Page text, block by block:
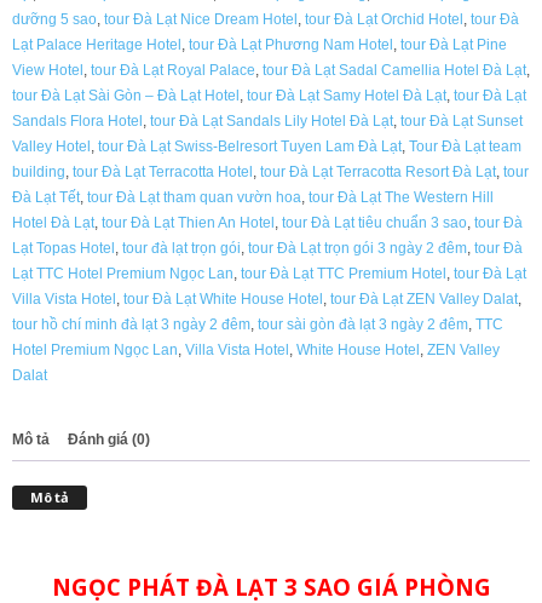
dưỡng 5 sao tour Đà Lạt Nice Dream Hotel tour Đà Lạt Orchid Hotel tour Đà
Lạt Palace Heritage Hotel tour Đà Lạt Phương Nam Hotel tour Đà Lạt Pine
View Hotel tour Đà Lạt Royal Palace tour Đà Lạt Sadal Camellia Hotel Đà Lạt
tour Đà Lạt Sài Gòn – Đà Lạt Hotel tour Đà Lạt Samy Hotel Đà Lạt tour Đà Lạt
Sandals Flora Hotel tour Đà Lạt Sandals Lily Hotel Đà Lạt tour Đà Lạt Sunset
Valley Hotel tour Đà Lạt Swiss‑Belresort Tuyen Lam Đà Lạt Tour Đà Lạt team
building tour Đà Lạt Terracotta Hotel tour Đà Lạt Terracotta Resort Đà Lạt tour
Đà Lạt Tết tour Đà Lạt tham quan vườn hoa tour Đà Lạt The Western Hill
Hotel Đà Lạt tour Đà Lạt Thien An Hotel tour Đà Lạt tiêu chuẩn 3 sao tour Đà
Lạt Topas Hotel tour đà lạt trọn gói tour Đà Lạt trọn gói 3 ngày 2 đêm tour Đà
Lạt TTC Hotel Premium Ngọc Lan tour Đà Lạt TTC Premium Hotel tour Đà Lạt
Villa Vista Hotel tour Đà Lạt White House Hotel tour Đà Lạt ZEN Valley Dalat
tour hồ chí minh đà lạt 3 ngày 2 đêm tour sài gòn đà lạt 3 ngày 2 đêm TTC
Hotel Premium Ngọc Lan Villa Vista Hotel White House Hotel ZEN Valley
Dalat
Mô tả Đánh giá (0)
Mô tả
NGỌC PHÁT ĐÀ LẠT 3 SAO GIÁ PHÒNG